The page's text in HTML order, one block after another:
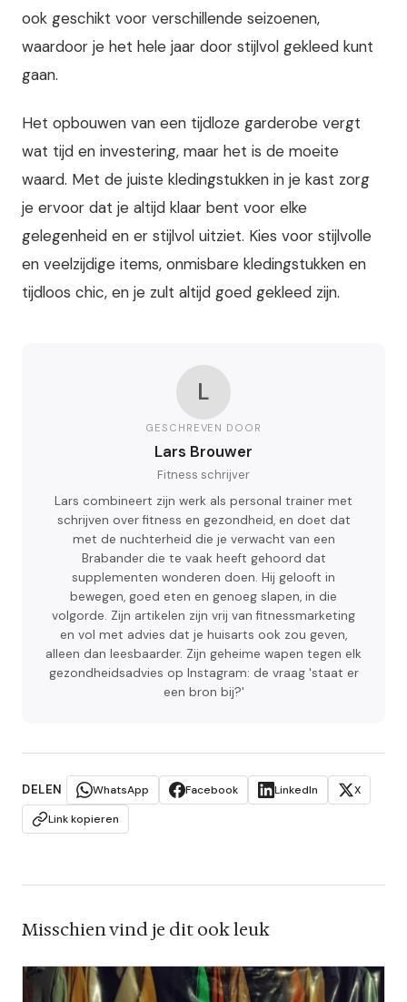
ook geschikt voor verschillende seizoenen,
waardoor je het hele jaar door stijlvol gekleed kunt
gaan.
Het opbouwen van een tijdloze garderobe vergt
wat tijd en investering, maar het is de moeite
waard. Met de juiste kledingstukken in je kast zorg
je ervoor dat je altijd klaar bent voor elke
gelegenheid en er stijlvol uitziet. Kies voor stijlvolle
en veelzijdige items, onmisbare kledingstukken en
tijdloos chic, en je zult altijd goed gekleed zijn.
L
GESCHREVEN DOOR
Lars Brouwer
Fitness schrijver
Lars combineert zijn werk als personal trainer met
schrijven over fitness en gezondheid, en doet dat
met de nuchterheid die je verwacht van een
Brabander die te vaak heeft gehoord dat
supplementen wonderen doen. Hij gelooft in
bewegen, goed eten en genoeg slapen, in die
volgorde. Zijn artikelen zijn vrij van fitnessmarketing
en vol met advies dat je huisarts ook zou geven,
alleen dan leesbaarder. Zijn geheime wapen tegen elk
gezondheidsadvies op Instagram: de vraag 'staat er
een bron bij?'
DELEN WhatsApp Facebook LinkedIn
X
Link kopieren
Misschien vind je dit ook leuk